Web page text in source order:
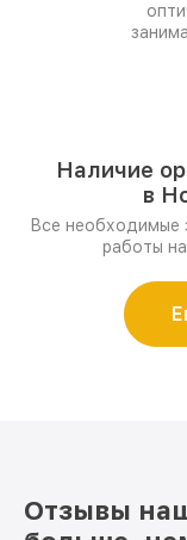
Наличие
в
Все необходимые
работы
Отзывы